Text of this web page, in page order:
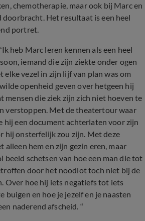
chemotherapie, maar ook bij Marc en
Het resultaat is een heel
portret.
heb Marc leren kennen als een heel
iemand die zijn ziekte onder ogen
elke vezel in zijn lijf van plan was om
openheid geven over hetgeen hij
mensen die ziek zijn zich niet hoeven te
verstoppen. Met de theatertour waar
hij een document achterlaten voor zijn
hij onsterfelijk zou zijn. Met deze
hem en zijn gezin eren, maar
beeld schetsen van hoe een man die tot
door het noodlot toch niet bij de
Over hoe hij iets negatiefs tot iets
buigen en hoe je jezelf en je naasten
naderend afscheid. “